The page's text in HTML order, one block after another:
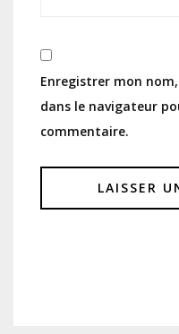
Enregistrer mon
dans le navigateur
commentaire.